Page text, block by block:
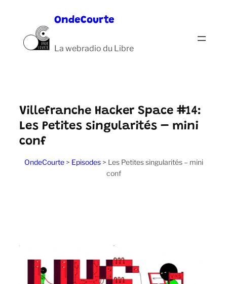
contenu
OndeCourte
La webradio du Libre
Villefranche Hacker Space #14:
Les Petites singularités – mini
conf
OndeCourte> Episodes> Les Petites singularités – mini
conf